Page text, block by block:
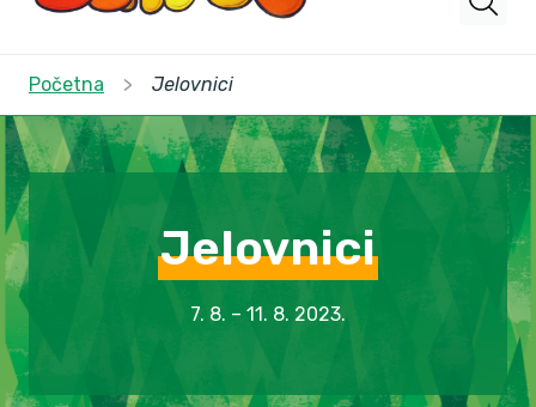
Početna > Jelovnici
Jelovnici
7. 8. – 11. 8. 2023.